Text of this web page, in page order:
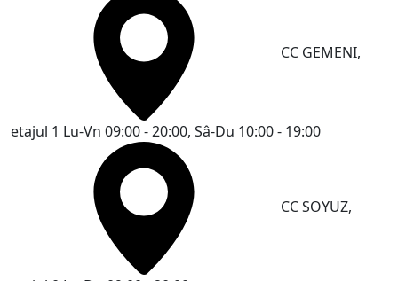
CC GEMENI,
etajul 1 Lu-Vn 09:00 - 20:00, Sâ-Du 10:00 - 19:00
CC SOYUZ,